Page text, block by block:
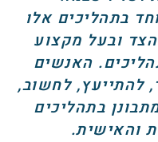
בתהליכים אלו
ובעל מקצוע
האנשים
להתייעץ, לחשוב,
בתהליכים
והאישית.